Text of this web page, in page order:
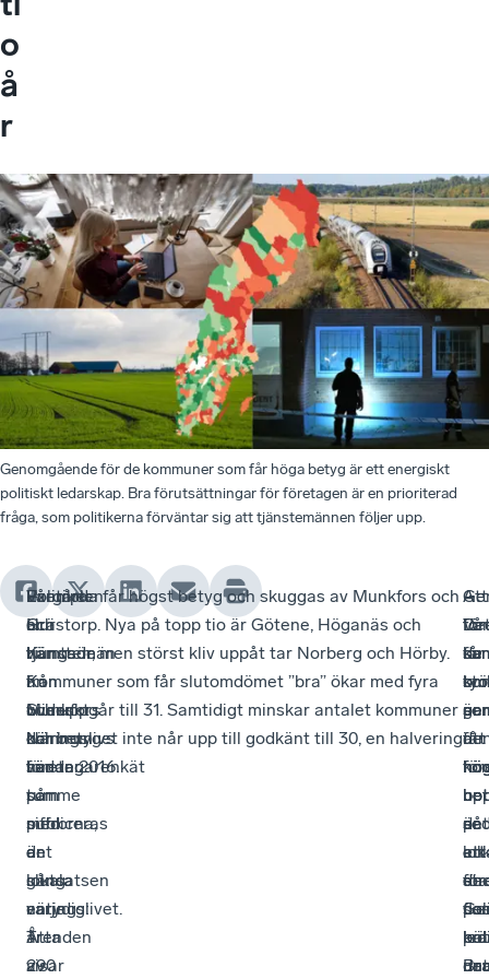
o
å
r
Genomgående för de kommuner som får höga betyg är ett energiskt
politiskt ledarskap. Bra förutsättningar för företagen är en prioriterad
fråga, som politikerna förväntar sig att tjänstemännen följer upp.
Politiker
och
tjänstemän
i
Munkfors
kommun
har
tumme
med
det
lokala
näringslivet.
Åtta
av
Exemplen
är
hämtade
från
Svenskt
Näringslivs
företagarenkät
som
publiceras
en
gång
varje
år.
290
–
Hur
vi
än
vrider
och
vänder
på
siffrorna,
är
slutsatsen
entydig:
Trenden
visar
Vårgårda får högst betyg och skuggas av Munkfors och
Grästorp. Nya på topp tio är Götene, Höganäs och
Kungsör, men störst kliv uppåt tar Norberg och Hörby.
Kommuner som får slutomdömet ”bra” ökar med fyra
och uppgår till 31. Samtidigt minskar antalet kommuner
där betyget inte når upp till godkänt till 30, en halvering
sedan 2016.
–
är
det
Att
får
i
på
att
de
–
att
det
för
de
får
är
ett